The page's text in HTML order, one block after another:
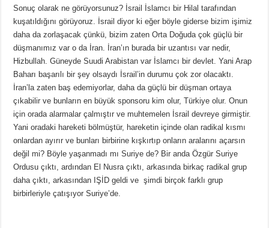
Sonuç olarak ne görüyorsunuz? İsrail İslamcı bir Hilal tarafından
kuşatıldığını görüyoruz. İsrail diyor ki eğer böyle giderse bizim işimiz
daha da zorlaşacak çünkü, bizim zaten Orta Doğuda çok güçlü bir
düşmanımız var o da İran. İran’ın burada bir uzantısı var nedir,
Hizbullah. Güneyde Suudi Arabistan var İslamcı bir devlet. Yani Arap
Baharı başarılı bir şey olsaydı İsrail’in durumu çok zor olacaktı.
İran’la zaten baş edemiyorlar, daha da güçlü bir düşman ortaya
çıkabilir ve bunların en büyük sponsoru kim olur, Türkiye olur. Onun
için orada alarmalar çalmıştır ve muhtemelen İsrail devreye girmiştir.
Yani oradaki hareketi bölmüştür, hareketin içinde olan radikal kısmı
onlardan ayırır ve bunları birbirine kışkırtıp onların aralarını açarsın
değil mi? Böyle yaşanmadı mı Suriye de? Bir anda Özgür Suriye
Ordusu çıktı, ardından El Nusra çıktı, arkasında birkaç radikal grup
daha çıktı, arkasından IŞİD geldi ve şimdi birçok farklı grup
birbirleriyle çatışıyor Suriye’de.